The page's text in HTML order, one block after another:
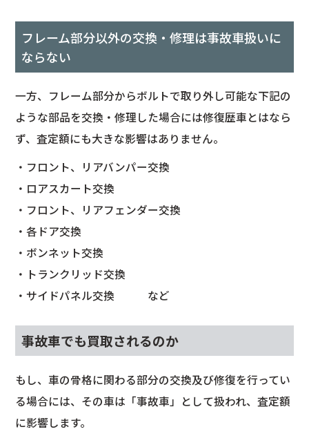
フレーム部分以外の交換・修理は事故車扱いに
ならない
一方、フレーム部分からボルトで取り外し可能な下記の
ような部品を交換・修理した場合には修復歴車とはなら
ず、査定額にも大きな影響はありません。
・フロント、リアバンパー交換
・ロアスカート交換
・フロント、リアフェンダー交換
・各ドア交換
・ボンネット交換
・トランクリッド交換
・サイドパネル交換 など
事故車でも買取されるのか
もし、車の骨格に関わる部分の交換及び修復を行ってい
る場合には、その車は「事故車」として扱われ、査定額
に影響します。